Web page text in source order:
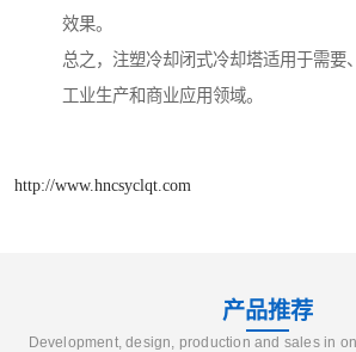
效果。
总之，注塑冷却闭式冷却塔适用于需要
工业生产和商业应用领域。
http://www.hncsyclqt.com
产品推荐
Development, design, production and sales in